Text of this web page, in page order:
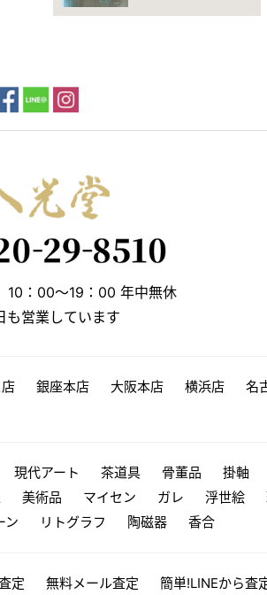
10：00～19：00 年中無休
も営業しています
銀座本店 大阪本店 横浜店 名
現代アート 茶道具 骨董品 掛軸
美術品 マイセン ガレ 浮世絵
ン リトグラフ 陶磁器 香合
定 無料メール査定 簡単!LINEから査